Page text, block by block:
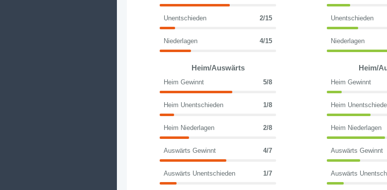
Unentschieden 2/15
Niederlagen 4/15
Heim/Auswärts
Heim Gewinnt 5/8
Heim Unentschieden 1/8
Heim Niederlagen 2/8
Auswärts Gewinnt 4/7
Auswärts Unentschieden 1/7
Unentschieden
Niederlagen
Heim/
Heim Gewinnt
Heim
Heim Niederlagen
Auswärts Gewinnt
Auswärts